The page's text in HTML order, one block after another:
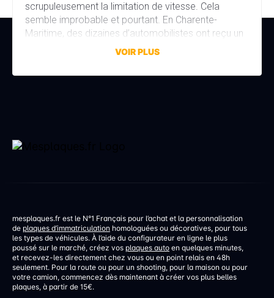
scrupuleusement la limitation de vitesse. Cela
semble improbable et pourtant. En Charente-
Maritime, des dizaines d’automobilistes ont reçu un
avis de contravention alors qu’ils n’avaient commis
discrète mais aux conséquences bien réelles. Une
VOIR PLUS
mesplaques.fr est le N°1 Français pour l’achat et la personnalisation
de plaques d’immatriculation homologuées ou décoratives, pour tous
les types de véhicules. À l’aide du configurateur en ligne le plus
poussé sur le marché, créez vos plaques auto en quelques minutes,
et recevez-les directement chez vous ou en point relais en 48h
seulement. Pour la route ou pour un shooting, pour la maison ou pour
votre camion, commencez dès maintenant à créer vos plus belles
plaques, à partir de 15€.